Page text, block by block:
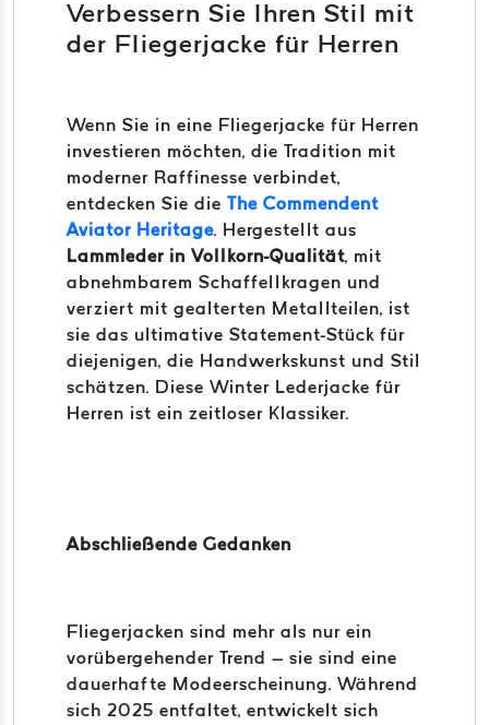
Verbessern Sie Ihren Stil mit
der Fliegerjacke für Herren
Wenn Sie in eine Fliegerjacke für Herren
investieren möchten, die Tradition mit
moderner Raffinesse verbindet,
entdecken Sie die The Commendent
Aviator Heritage. Hergestellt aus
Lammleder in Vollkorn-Qualität, mit
abnehmbarem Schaffellkragen und
verziert mit gealterten Metallteilen, ist
sie das ultimative Statement-Stück für
diejenigen, die Handwerkskunst und Stil
schätzen. Diese Winter Lederjacke für
Herren ist ein zeitloser Klassiker.
Abschließende Gedanken
Fliegerjacken sind mehr als nur ein
vorübergehender Trend – sie sind eine
dauerhafte Modeerscheinung. Während
sich 2025 entfaltet, entwickelt sich